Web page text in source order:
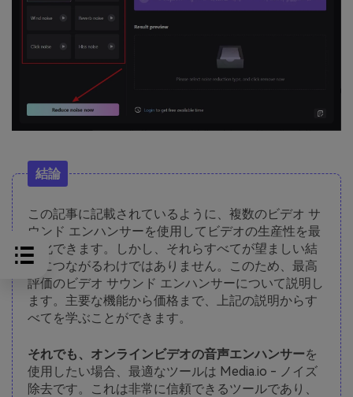
結論
この記事に記載されているように、複数のビデオ サ
ウンド エンハンサーを使用してビデオの生産性を最
適化できます。しかし、それらすべてが望ましい結
果につながるわけではありません。このため、最高
評価のビデオ サウンド エンハンサーについて説明し
ます。主要な機能から価格まで、上記の説明からす
べてを学ぶことができます。
それでも、オンラインビデオの音声エンハンサーを
使用したい場合、最適なツールは Media.io - ノイズ
除去です。これは非常に信頼できるツールであり、